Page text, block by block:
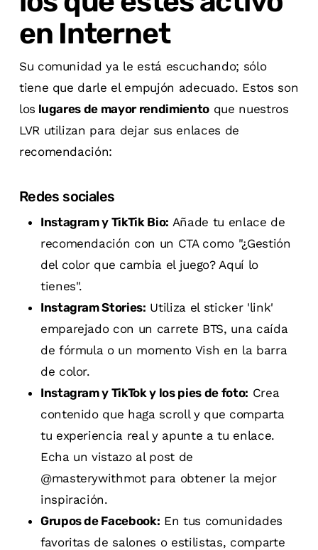
en Internet
Su comunidad ya le está escuchando; sólo
tiene que darle el empujón adecuado. Estos son
los lugares de mayor rendimiento que nuestros
LVR utilizan para dejar sus enlaces de
recomendación:
Redes sociales
Instagram y TikTik Bio: Añade tu enlace de
recomendación con un CTA como "¿Gestión
del color que cambia el juego? Aquí lo
tienes".
Instagram Stories: Utiliza el sticker 'link'
emparejado con un carrete BTS, una caída
de fórmula o un momento Vish en la barra
de color.
Instagram y TikTok y los pies de foto: Crea
contenido que haga scroll y que comparta
tu experiencia real y apunte a tu enlace.
Echa un vistazo al post de
@masterywithmot para obtener la mejor
inspiración.
Grupos de Facebook: En tus comunidades
favoritas de salones o estilistas, comparte